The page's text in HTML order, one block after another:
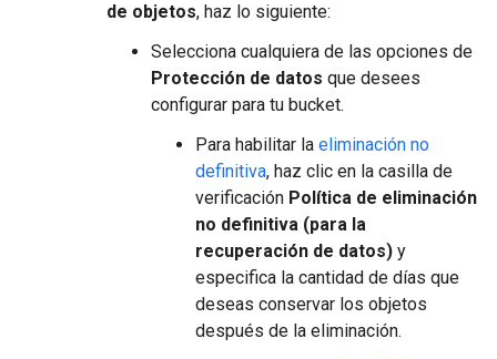
de objetos, haz lo siguiente:
Selecciona cualquiera de las opciones de
Protección de datos que desees
configurar para tu bucket.
Para habilitar la eliminación no
definitiva, haz clic en la casilla de
verificación Política de eliminación
no definitiva (para la
recuperación de datos) y
especifica la cantidad de días que
deseas conservar los objetos
después de la eliminación.